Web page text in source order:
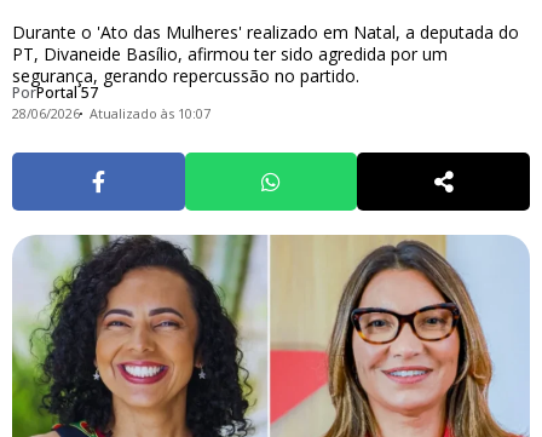
Durante o 'Ato das Mulheres' realizado em Natal, a deputada do
PT, Divaneide Basílio, afirmou ter sido agredida por um
segurança, gerando repercussão no partido.
PorPortal 57
28/06/2026 Atualizado às 10:07